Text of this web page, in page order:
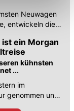
stehen. Sie
Neuwagen
entwickeln die
ist ein Morgan
kühnsten
...
im
genommen und